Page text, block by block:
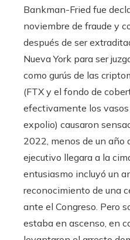
Bankman-Fried fue
noviembre de fraude y
después de ser
Nueva York para ser
como gurús de las
(FTX y el fondo de
efectivamente los
expolio) causaron
2022, menos de un año
ejecutivo llegara a la
entusiasmo incluyó un
reconocimiento de una
ante el Congreso. Pero
estaba en ascenso, en